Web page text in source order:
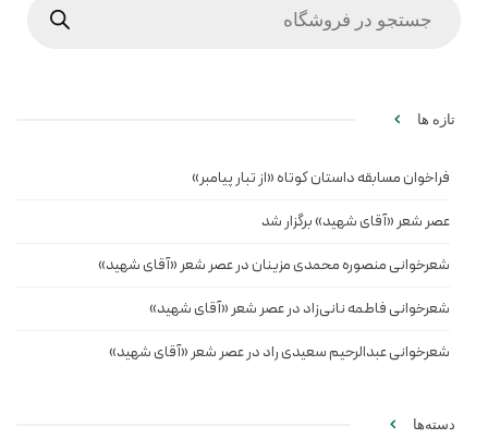
تازه ها
فراخوان مسابقه داستان کوتاه «از تبار پیامبر»
عصر شعر «آقای شهید» برگزار شد
شعرخوانی منصوره محمدی مزینان در عصر شعر «آقای شهید»
شعرخوانی فاطمه نانی‌زاد در عصر شعر «آقای شهید»
شعرخوانی عبدالرحیم سعیدی راد در عصر شعر «آقای شهید»
دسته‌ها